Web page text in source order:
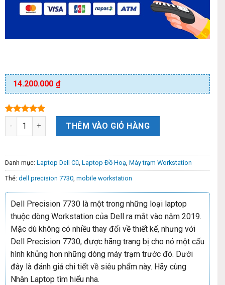
14.200.000 ₫
dựa trên
đánh giá
THÊM VÀO GIỎ HÀNG
Danh mục: Laptop Dell Cũ Laptop Đồ Hoạ Máy trạm Workstation
Thẻ: dell precision 7730 mobile workstation
Dell Precision 7730 là một trong những loại laptop
thuộc dòng Workstation của Dell ra mắt vào năm 2019.
Mặc dù không có nhiều thay đổi về thiết kế, nhưng với
Dell Precision 7730, được hãng trang bị cho nó một cấu
hình khủng hơn những dòng máy trạm trước đó. Dưới
đây là đánh giá chi tiết về siêu phẩm này. Hãy cùng
Nhân Laptop tìm hiểu nha.